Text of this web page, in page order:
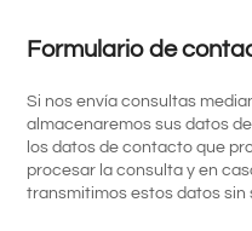
Formulario de
Si nos envía consultas
almacenaremos sus datos
los datos de contacto que
procesar la consulta y en
transmitimos estos datos sin